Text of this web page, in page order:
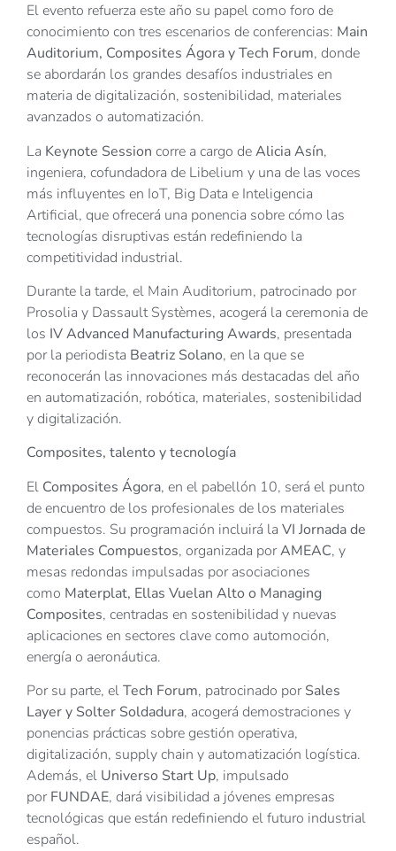
El evento refuerza este año su papel como foro de
conocimiento con tres escenarios de conferencias: Main
Auditorium, Composites Ágora y Tech Forum, donde
se abordarán los grandes desafíos industriales en
materia de digitalización, sostenibilidad, materiales
avanzados o automatización.
La Keynote Session corre a cargo deAlicia Asín,
ingeniera, cofundadora de Libelium y una de las voces
más influyentes en IoT, Big Data e Inteligencia
Artificial, que ofrecerá una ponencia sobre cómo las
tecnologías disruptivas están redefiniendo la
competitividad industrial.
Durante la tarde, el Main Auditorium, patrocinado por
Prosolia y Dassault Systèmes, acogerá la ceremonia de
los IV Advanced Manufacturing Awards, presentada
por la periodista Beatriz Solano, en la que se
reconocerán las innovaciones más destacadas del año
en automatización, robótica, materiales, sostenibilidad
y digitalización.
Composites, talento y tecnología
El Composites Ágora, en el pabellón 10, será el punto
de encuentro de los profesionales de los materiales
compuestos. Su programación incluirá la VI Jornada de
Materiales Compuestos, organizada porAMEAC, y
mesas redondas impulsadas por asociaciones
como Materplat, Ellas Vuelan Alto o Managing
Composites, centradas en sostenibilidad y nuevas
aplicaciones en sectores clave como automoción,
energía o aeronáutica.
Por su parte, elTech Forum, patrocinado porSales
Layer y Solter Soldadura, acogerá demostraciones y
ponencias prácticas sobre gestión operativa,
digitalización, supply chain y automatización logística.
Además, el Universo Start Up, impulsado
porFUNDAE, dará visibilidad a jóvenes empresas
tecnológicas que están redefiniendo el futuro industrial
español.